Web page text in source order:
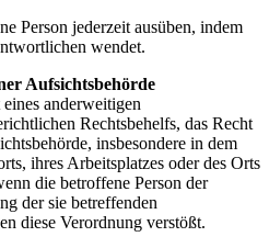
Person jederzeit ausüben, indem
wendet.
Aufsichtsbehörde
anderweitigen
Rechtsbehelfs, das Recht
insbesondere in dem
ihres Arbeitsplatzes oder des Orts
die betroffene Person der
der sie betreffenden
diese Verordnung verstößt.